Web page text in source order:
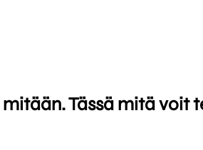
Tässä mitä voit